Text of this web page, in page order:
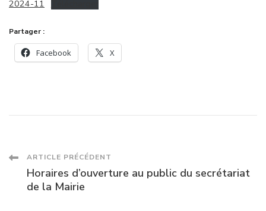
2024-11
Partager :
Facebook X
Navigation
des
ARTICLE PRÉCÉDENT
Horaires d’ouverture au public du secrétariat
de la Mairie